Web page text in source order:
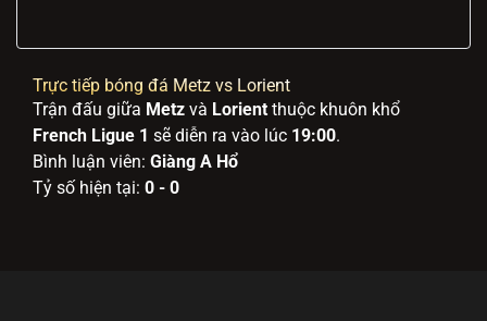
Trực tiếp bóng đá Metz vs Lorient
Trận đấu giữa Metz và Lorient thuộc khuôn khổ
French Ligue 1 sẽ diễn ra vào lúc 19:00.
Bình luận viên: Giàng A Hổ
Tỷ số hiện tại: 0 - 0